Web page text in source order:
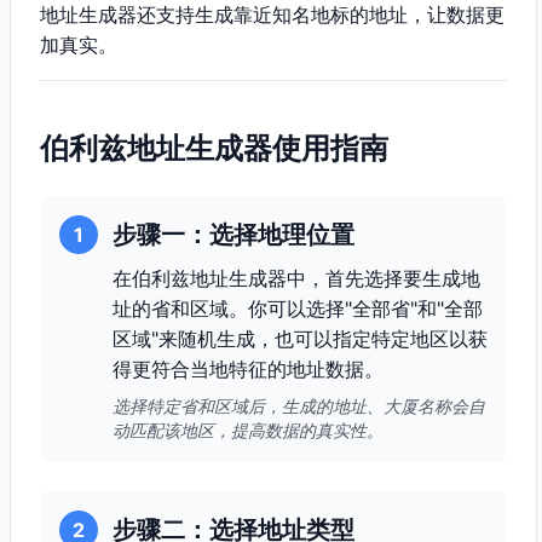
地址生成器还支持生成靠近知名地标的地址，让数据更
加真实。
伯利兹地址生成器使用指南
1 步骤一：选择地理位置
在伯利兹地址生成器中，首先选择要生成地
址的省和区域。你可以选择"全部省"和"全部
区域"来随机生成，也可以指定特定地区以获
得更符合当地特征的地址数据。
选择特定省和区域后，生成的地址、大厦名称会自
动匹配该地区，提高数据的真实性。
2 步骤二：选择地址类型